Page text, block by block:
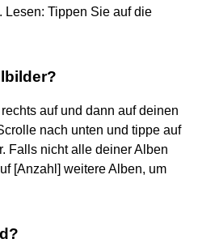
Lesen: Tippen Sie auf die
auf und dann auf deinen
nach unten und tippe auf
Falls nicht alle deiner Alben
[Anzahl] weitere Alben, um